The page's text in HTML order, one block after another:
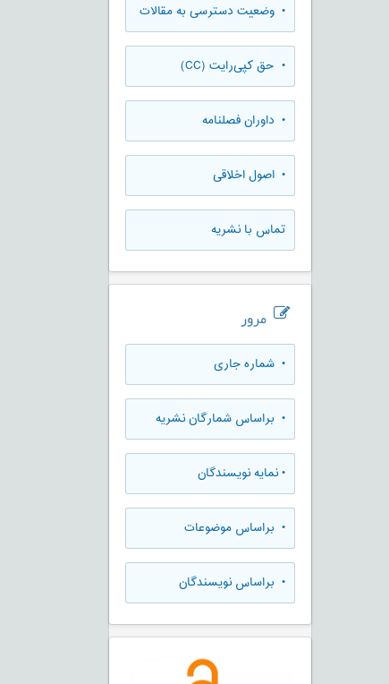
• وضعیت دسترسی به مقالات
• حق کپی‌رایت (CC)
• داوران فصلنامه
• اصول اخلاقی
تماس با نشریه
مرور
• شماره جاری
• براساس شمارگان نشریه
•نمایه نویسندگان
• براساس موضوعات
• براساس نویسندگان